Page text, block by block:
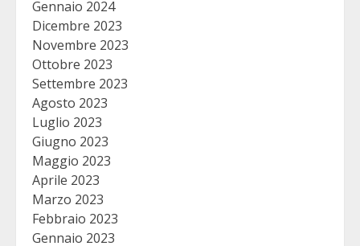
Gennaio 2024
Dicembre 2023
Novembre 2023
Ottobre 2023
Settembre 2023
Agosto 2023
Luglio 2023
Giugno 2023
Maggio 2023
Aprile 2023
Marzo 2023
Febbraio 2023
Gennaio 2023